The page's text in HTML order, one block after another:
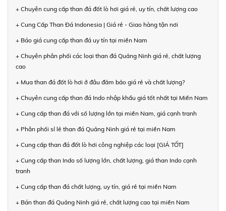
+ Chuyên cung cấp than đá đốt lò hơi giá rẻ, uy tín, chất lượng cao
+ Cung Cấp Than Đá Indonesia | Giá rẻ - Giao hàng tận nơi
+ Báo giá cung cấp than đá uy tín tại miền Nam
+ Chuyên phân phối các loại than đá Quảng Ninh giá rẻ, chất lượng
cao
+ Mua than đá đốt lò hơi ở đâu đảm bảo giá rẻ và chất lượng?
+ Chuyên cung cấp than đá Indo nhập khẩu giá tốt nhất tại Miền Nam
+ Cung cấp than đá với số lượng lớn tại miền Nam, giá cạnh tranh
+ Phân phối sỉ lẻ than đá Quảng Ninh giá rẻ tại miền Nam
+ Cung cấp than đá đốt lò hơi công nghiệp các loại [GIÁ TỐT]
+ Cung cấp than Indo số lượng lớn, chất lượng, giá than Indo cạnh
tranh
+ Cung cấp than đá chất lượng, uy tín, giá rẻ tại miền Nam
+ Bán than đá Quảng Ninh giá rẻ, chất lượng cao tại miền Nam